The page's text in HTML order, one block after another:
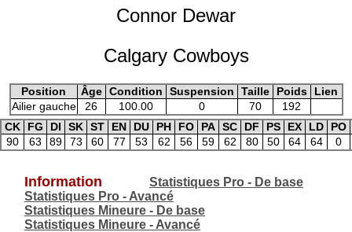
Connor Dewar
Calgary Cowboys
Position Âge Condition Suspension Taille Poids
Lien
Ailier gauche
26 100.00 0 70
192
CK
FG DI SK ST EN DU PH FO PA SC DF PS EX LD
PO
90
63 89 73 60 77 53 62 56 59 62 80 50 64 64 0
Information
Statistiques Pro - De base
Statistiques Pro - Avancé
Statistiques Mineure - De base
Statistiques Mineure - Avancé